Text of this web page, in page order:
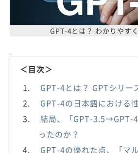
GPT-4とは？ わかりやす
＜目次＞
GPT-4とは？ GPTシリー
GPT-4の日本語における
結局、「GPT-3.5→GPT-
ったのか？
GPT-4の優れた点、「マ